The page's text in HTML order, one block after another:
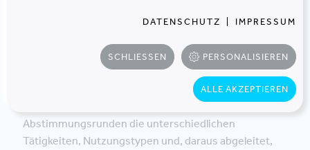
Gemeinsam mit einer Gruppe von Expert:innen haben
wir in einer Vielzahl von Workshops, Interviews und
Abstimmungsrunden die unterschiedlichen
Tätigkeiten, Nutzungstypen und, daraus abgeleitet,
DATENSCHUTZ IMPRESSUM
SCHLIESSEN PERSONALISIEREN
ALLE AKZEPTIEREN